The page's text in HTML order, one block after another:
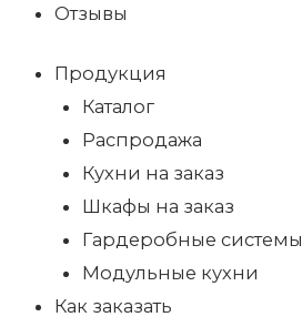
Отзывы
Продукция
Каталог
Распродажа
Кухни на заказ
Шкафы на заказ
Гардеробные системы
Модульные кухни
Как заказать